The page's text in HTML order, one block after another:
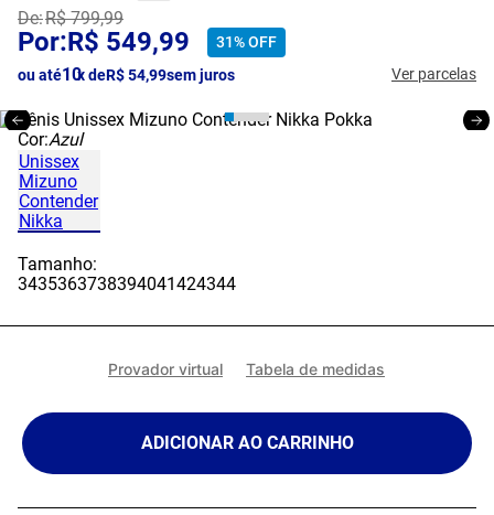
R$ 799,99
R$ 549,99 31%OFF
ou até10x deR$54,99sem juros Ver parcelas
Cor:Azul
Tamanho:
3435363738394041424344
Provador virtual Tabela de medidas
ADICIONAR AO CARRINHO